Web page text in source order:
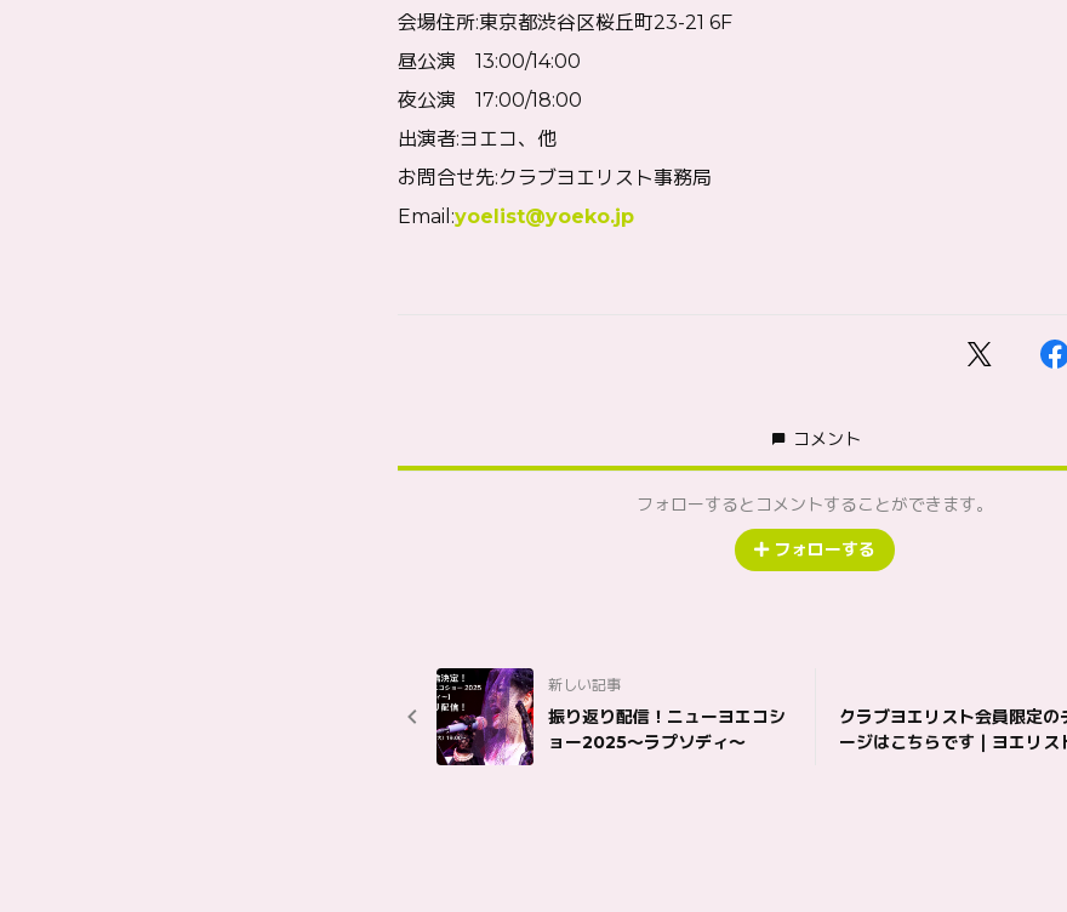
会場住所:東京都渋谷区桜丘町23-21 6F
昼公演 13:00/14:00
夜公演 17:00/18:00
出演者:ヨエコ、他
お問合せ先:クラブヨエリスト事務局
Email:yoelist@yoeko.jp
コメント
フォローするとコメントすることができます。
フォローする
新しい記事
振り返り配信！ニューヨエコシ
ョー2025〜ラプソディ〜
クラブヨエリスト会員限定の
ージはこちらです｜ヨエリス